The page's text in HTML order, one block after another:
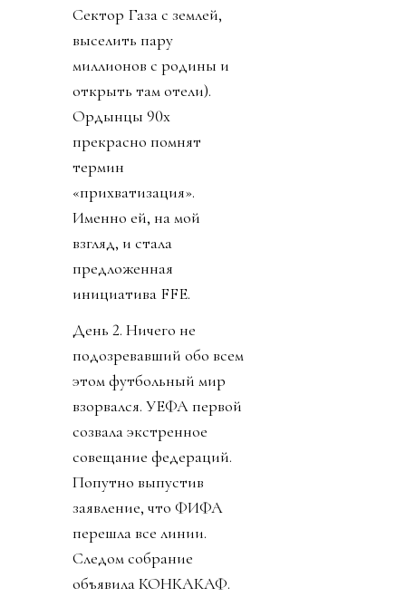
Сектор Газа с землей,
выселить пару
миллионов с родины и
открыть там отели).
Ордынцы 90х
прекрасно помнят
термин
«прихватизация».
Именно ей, на мой
взгляд, и стала
предложенная
инициатива FFE.
День 2. Ничего не
подозревавший обо всем
этом футбольный мир
взорвался. УЕФА первой
созвала экстренное
совещание федераций.
Попутно выпустив
заявление, что ФИФА
перешла все линии.
Следом собрание
объявила КОНКАКАФ.